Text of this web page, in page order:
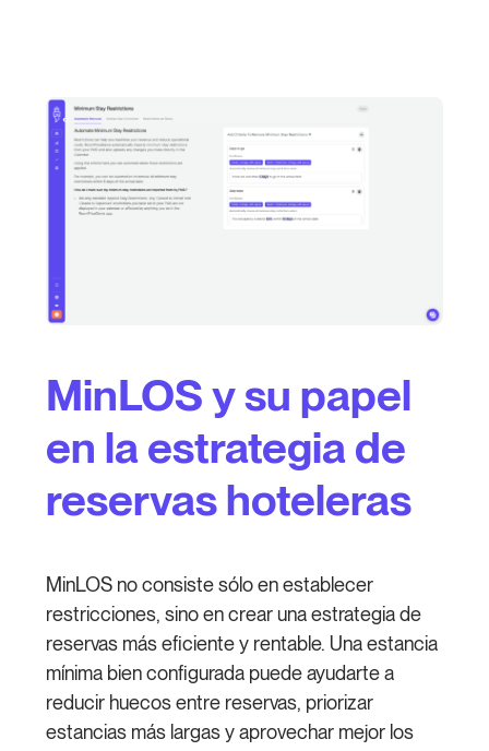
MinLOS y su papel
en la estrategia de
reservas hoteleras
MinLOS no consiste sólo en establecer
restricciones, sino en crear una estrategia de
reservas más eficiente y rentable. Una estancia
mínima bien configurada puede ayudarte a
reducir huecos entre reservas, priorizar
estancias más largas y aprovechar mejor los